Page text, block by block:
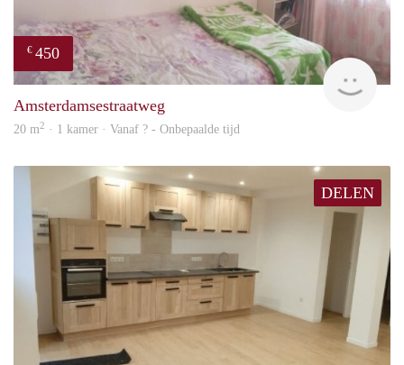
€ 450
Amsterdamsestraatweg
20 m2 · 1 kamer · Vanaf ? - Onbepaalde tijd
DELEN